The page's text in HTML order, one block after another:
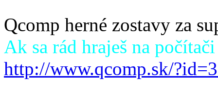
Qcomp herné zostavy za
Ak sa rád hraješ na
http://www.qcomp.sk/